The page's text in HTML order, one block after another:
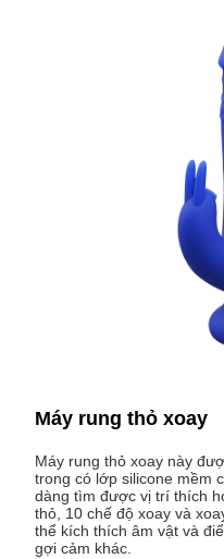
Máy rung thỏ xoay
Máy rung thỏ xoay này
trong có lớp silicone mềm
dàng tìm được vị trí thích
thỏ, 10 chế độ xoay và
thể kích thích âm vật và
gợi cảm khác.